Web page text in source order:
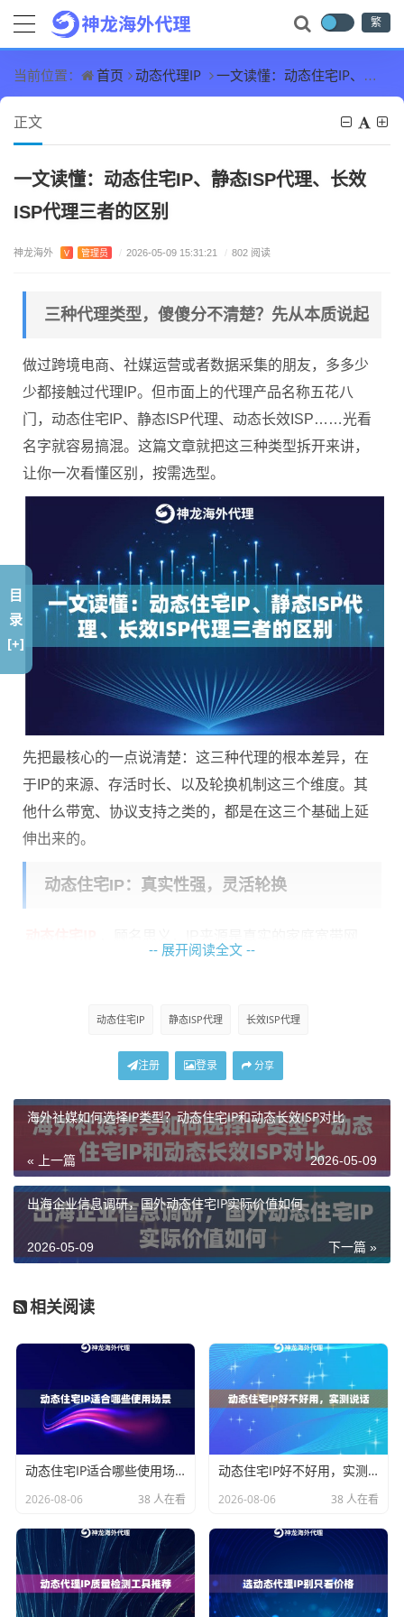
繁
当前位置： 首页 动态代理IP 一文读懂：动态住宅IP、静态ISP代理、长效ISP代理三者的区别
正文
一文读懂：动态住宅IP、静态ISP代理、长效
ISP代理三者的区别
神龙海外 V 管理员 / 2026-05-09 15:31:21 / 802 阅读
三种代理类型，傻傻分不清楚？先从本质说起
做过跨境电商、社媒运营或者数据采集的朋友，多多少
少都接触过代理IP。但市面上的代理产品名称五花八
门，动态住宅IP、静态ISP代理、动态长效ISP……光看
名字就容易搞混。这篇文章就把这三种类型拆开来讲，
让你一次看懂区别，按需选型。
先把最核心的一点说清楚：这三种代理的根本差异，在
于IP的来源、存活时长、以及轮换机制这三个维度。其
他什么带宽、协议支持之类的，都是在这三个基础上延
伸出来的。
动态住宅IP：真实性强，灵活轮换
动态的意思是，每次请求或者每隔一段时间，IP就会自
动变换成另一个。使用神龙海外动态IP的动态住宅IP产
品，可以自定义会话时长，短的1分钟，长的可以到120
分钟，中间可以根据业务需要自由调节。
这种类型的代理适合什么场景？主要是那些对IP真实性
要求高、但不需要长时间保持同一个IP的业务。比如
——
在Amazon上查看商品价格、管理多店铺订单；在Faceb
ook、Instagram发布营销内容；做广告账户的环境隔
户。
简单一句话：动态住宅IP的核心价值是"真实+灵活"，适
合日常高频操作，但不适合需要长时间维持同一个IP身
份的任务。
静态ISP代理：固定IP，长期持有
静态ISP代理的特点是"静"——IP一旦分配给你，就是你
的，不会自动变换。这类IP注册在ISP（互联网服务提供
商）名下，属于真实的商业宽带IP，不是数据中心机房
那种容易被平台拉黑的机房IP。
-- 展开阅读全文 --
动态住宅IP 静态ISP代理 长效ISP代理
注册 登录 分享
海外社媒如何选择IP类型？动态住宅IP和动态长效ISP对比
« 上一篇 2026-05-09
出海企业信息调研，国外动态住宅IP实际价值如何
下一篇 »
2026-05-09
相关阅读
动态住宅IP适合哪些使用场景
2026-08-06 38 人在看
动态住宅IP好不好用，实测说话
2026-08-06 38 人在看
目
录
[+]